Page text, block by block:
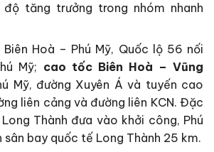
tăng trưởng trong nhóm nhanh
Hoà – Phú Mỹ, Quốc lộ 56 nối
Mỹ; cao tốc Biên Hoà – Vũng
Mỹ, đường Xuyên Á và tuyến cao
liên cảng và đường liên KCN. Đặc
Thành đưa vào khởi công, Phú
bay quốc tế Long Thành 25 km.